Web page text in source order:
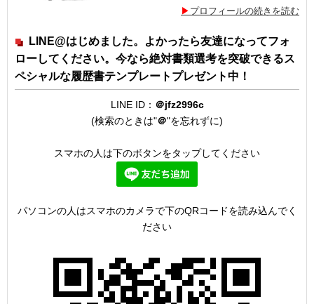
プロフィールの続きを読む
LINE@はじめました。よかったら友達になってフォ
ローしてください。今なら絶対書類選考を突破できるス
ペシャルな履歴書テンプレートプレゼント中！
LINE ID： ＠jfz2996c
(検索のときは"＠"を忘れずに)
スマホの人は下のボタンをタップしてください
パソコンの人はスマホのカメラで下のQRコードを読み込んでく
ださい